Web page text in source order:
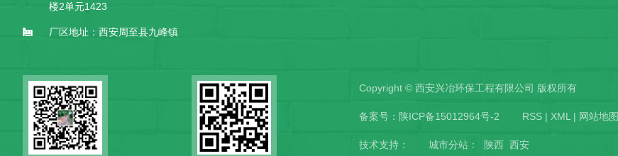
楼2单元1423
厂区地址：西安周至县九峰镇
Copyright © 西安兴冶环保工程有限公司 版权所有
备案号： 陕ICP备15012964号-2 RSS | XML| 网站地图
技术支持： 城市分站 ： 陕西 西安